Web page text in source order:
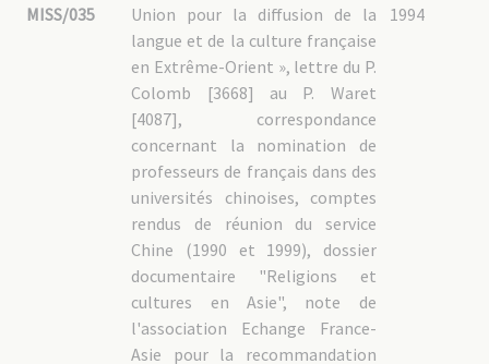
MISS/035
1994
Union pour la diffusion de la
langue et de la culture française
en Extrême-Orient », lettre du P.
Colomb [3668] au P. Waret
[4087], correspondance
concernant la nomination de
professeurs de français dans des
universités chinoises, comptes
rendus de réunion du service
Chine (1990 et 1999), dossier
documentaire "Religions et
cultures en Asie", note de
l'association Echange France-
Asie pour la recommandation